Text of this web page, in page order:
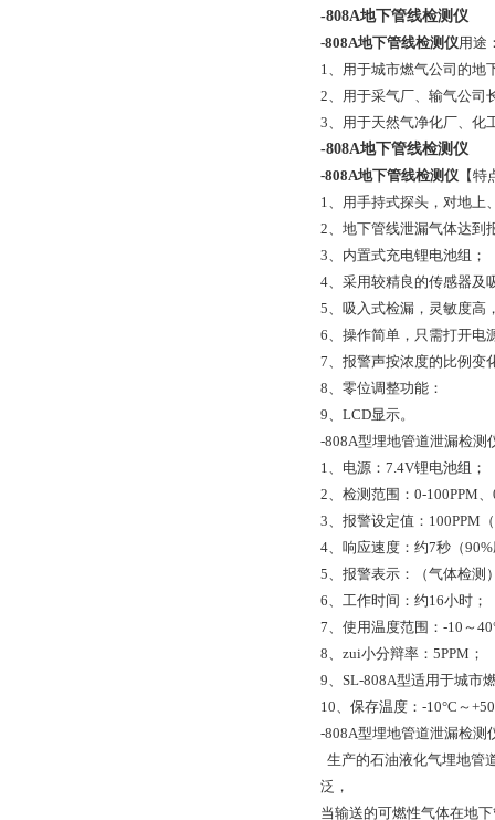
-808A地下管线检测仪
-808A地下管线检测仪用途
1、用于城市燃气公司的地
2、用于采气厂、输气公司
3、用于天然气净化厂、化
-808A地下管线检测仪
-808A地下管线检测仪 【
1、用手持式探头，对地上
2、地下管线泄漏气体达到
3、内置式充电锂电池组；
4、采用较精良的传感器及
5、吸入式检漏，灵敏度高
6、操作简单，只需打开电
7、报警声按浓度的比例变
8、零位调整功能：
9、LCD显示。
-808A型埋地管道泄漏检测
1、电源：7.4V锂电池组；
2、检测范围：0-100PPM
3、报警设定值：100PPM
4、响应速度：约7秒（
5、报警表示：（气体检测
6、工作时间：约16小时；
7、使用温度范围：-10～
8、zui小分辩率：5PPM；
9、SL-808A型适用于城市
10、保存温度：-10°C～
-808A型埋地管道泄漏检测
生产的石油液化气埋地管
泛，
当输送的可燃性气体在地